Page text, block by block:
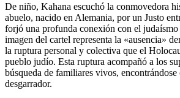
De niño, Kahana escuchó la conmovedora
abuelo, nacido en Alemania, por un Justo
forjó una profunda conexión con el
imagen del cartel representa la «ausencia»
la ruptura personal y colectiva que el
pueblo judío. Esta ruptura acompañó a los
búsqueda de familiares vivos,
desgarrador.